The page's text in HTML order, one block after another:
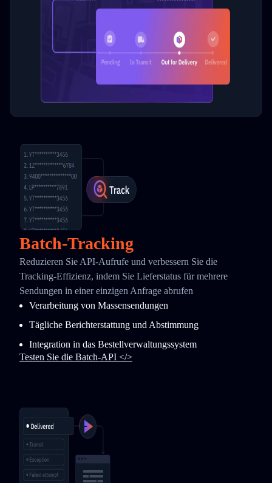
Batch-Tracking
Reduzieren Sie API-Aufrufe und verbessern Sie die
Tracking-Effizienz, indem Sie Lieferstatus für mehrere
Sendungen in einer einzigen Anfrage abrufen
Verarbeitung von Massensendungen
Tägliche Berichterstattung und Abstimmung
Integration in das Bestellverwaltungssystem
Testen Sie die Batch-API </>